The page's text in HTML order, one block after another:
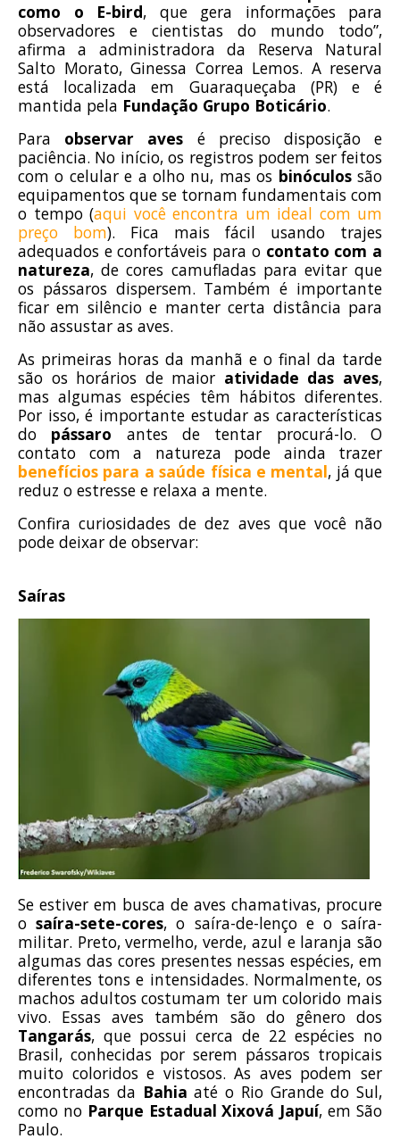
como o E-bird, que gera informações para
observadores e cientistas do mundo todo”,
afirma a administradora da Reserva Natural
Salto Morato, Ginessa Correa Lemos. A reserva
está localizada em Guaraqueçaba (PR) e é
mantida pela Fundação Grupo Boticário.
Para observar aves é preciso disposição e
paciência. No início, os registros podem ser feitos
com o celular e a olho nu, mas os binóculossão
equipamentos que se tornam fundamentais com
o tempo (aqui você encontra um ideal com um
preço bom). Fica mais fácil usando trajes
adequados e confortáveis para o contato com a
natureza, de cores camufladas para evitar que
os pássaros dispersem. Também é importante
ficar em silêncio e manter certa distância para
não assustar as aves.
As primeiras horas da manhã e o final da tarde
são os horários de maior atividade das aves,
mas algumas espécies têm hábitos diferentes.
Por isso, é importante estudar as características
do pássaro antes de tentar procurá-lo. O
contato com a natureza pode ainda trazer
benefícios para a saúde física e mental, já que
reduz o estresse e relaxa a mente.
Confira curiosidades de dez aves que você não
pode deixar de observar:
Saíras
Se estiver em busca de aves chamativas, procure
osaíra-sete-cores, o saíra-de-lenço e o saíra-
militar. Preto, vermelho, verde, azul e laranja são
algumas das cores presentes nessas espécies, em
diferentes tons e intensidades. Normalmente, os
machos adultos costumam ter um colorido mais
vivo. Essas aves também são do gênero dos
Tangarás, que possui cerca de 22 espécies no
Brasil, conhecidas por serem pássaros tropicais
muito coloridos e vistosos. As aves podem ser
encontradas da Bahia até o Rio Grande do Sul,
como no Parque Estadual Xixová Japuí, em São
Paulo.